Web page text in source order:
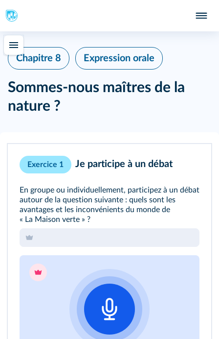
Chapitre 8 Expression orale
Sommes-nous maîtres de la
nature ?
Exercice 1 Je participe à un débat
En groupe ou individuellement, participez à un débat
autour de la question suivante : quels sont les
avantages et les inconvénients du monde de
« La Maison verte » ?